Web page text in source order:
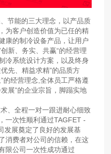
能的三大理念，以产品质
为客户创造价值为已任的精
康的制冷设备产品，让用户
新、务实、共赢“的经营理
冷系统设计方案，以及终身
先、精益求精”的品质方
的经营理念,全体员工严格遵
展”的企业宗旨，脚蹋实地
、全程一对一跟进耐心细致
一次性顺利通过TAGFET -
发展奠定了良好的发展基
消费者对公司的信赖，在这
限公司一次性成功通过